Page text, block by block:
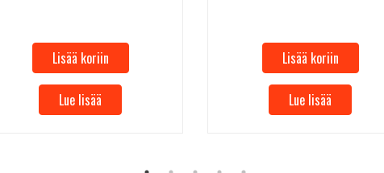
Lisää koriin
Lue lisää
Lisää koriin
Lue lisää